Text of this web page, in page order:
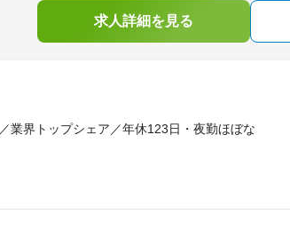
求人詳細を見る
業界トップシェア／年休123日・夜勤ほぼな